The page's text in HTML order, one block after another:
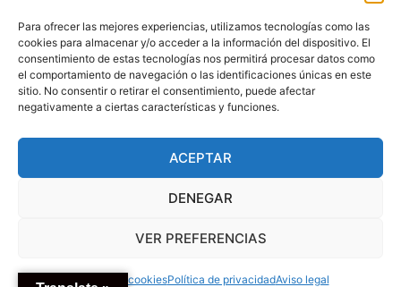
Para ofrecer las mejores experiencias, utilizamos tecnologías como las
cookies para almacenar y/o acceder a la información del dispositivo. El
consentimiento de estas tecnologías nos permitirá procesar datos como
el comportamiento de navegación o las identificaciones únicas en este
sitio. No consentir o retirar el consentimiento, puede afectar
negativamente a ciertas características y funciones.
ACEPTAR
DENEGAR
VER PREFERENCIAS
Política de cookiesPolítica de privacidadAviso legal
POLÍTICA DE COOKIES
DECLARACIÓN DE ACCESIBILIDAD
MAPA DEL SITIO
© 2025 GICONDA DEL POZO